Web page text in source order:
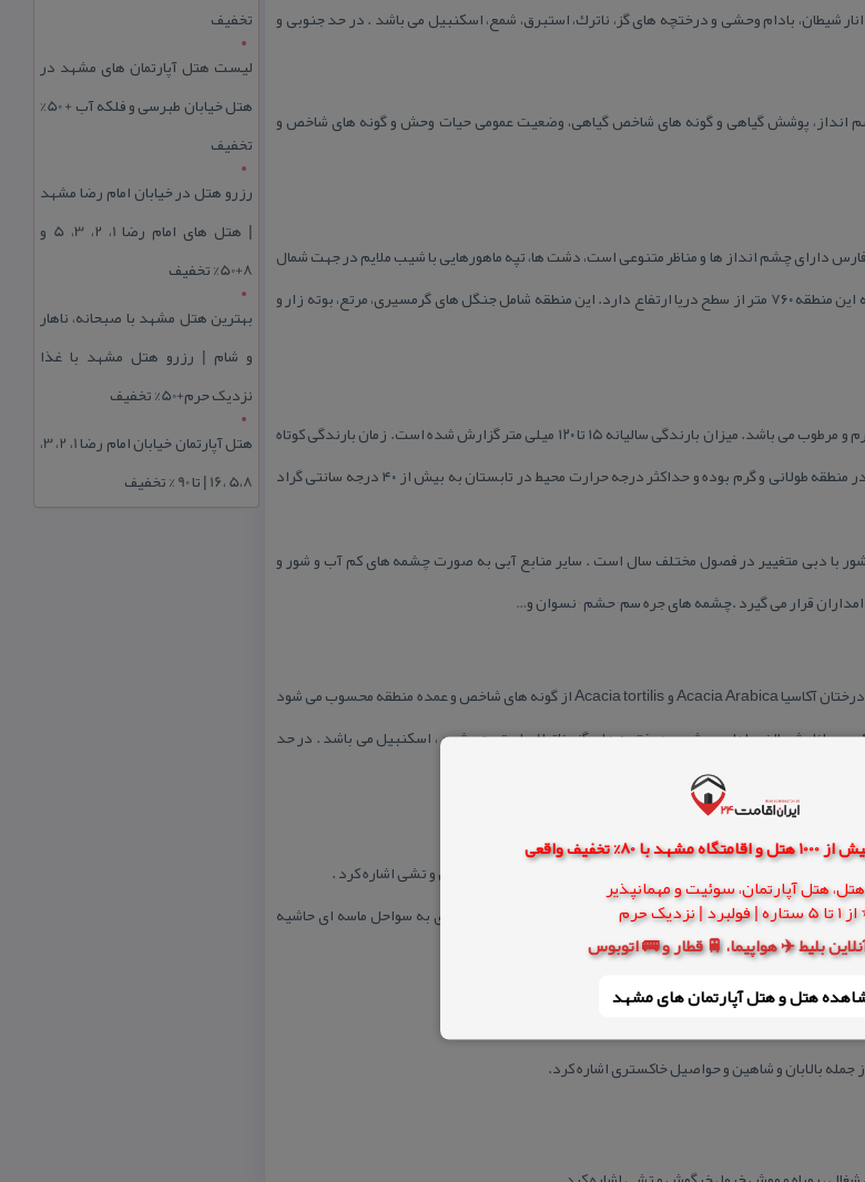
80% تخفیف واقعی
هتل آپارتمان، سوئیت و مهمانپذیر
| فولبرد | نزدیک حرم
بلیط ✈️ هواپیما، 🚆 قطار و 🚌 اتوبوس
هتل و هتل‌ آپارتمان های مشهد
شیطان، بادام وحشی و درختچه های گز، ناترك، استبرق، شمع، اسكنبیل می باشد . در حد جنوبی و
انداز، پوشش گیاهی و گونه های شاخص گیاهی، وضعیت عمومی حیات وحش و گونه های شاخص و
دارای چشم انداز ها و مناظر متنوعی است، دشت ها، تپه ماهورهایی با شیب ملایم در جهت شمال
، شیب تند و عمیق در سمت جنوبی می باشد . بلند ترین نطقه این منطقه ۷۶۰ متر از سطح دریا ارتفاع دارد. این منطقه شامل جنگل های گرمسیری، مرتع، بوته زار و
آب و هوای منطقه همانند دیگر نقاط استان نیمه استوایی و گرم و مرطوب می باشد. میزان بارندگی سالیانه ۱۵ تا ۱۲۰ میلی متر گزارش شده است. زمان بارندگی كوتاه
و به صورت بارش باران شدید و تند می باشد. دوره خشكی در منطقه طولانی و گرم بوده و حداكثر درجه حرارت محیط در تابستان به بیش از ۴۰ درجه سانتی گراد
شور با دبی متغییر در فصول مختلف سال است . سایر منابع آبی به صورت چشمه های كم آب و شور و
می گیرد .چشمه های جره سم٬ حشم ٬ نسوان و…
در دامنه ها و اراضی هموار و در دره ها با جهت شمالی منطقه درختان آكاسیا Acacia Arabica و Acacia tortilis از گونه های شاخص و عمده منطقه محسوب می شود
، انار شیطان ، بادام وحشی و درختچه های گز ، ناترك ، استبرق ، شمع ، اسكنبیل می باشد . در حد
، خوك وحشی ، گربه وحشی ، كفتار ، شغال ، روباه و موش خرما ، خرگوش و تشی اشاره كرد .
و انواع مار، آگاماها، بزمجه و لاك پشت دریایی كه برای تخم گذاری به سواحل ماسه ای حاشیه
شده سراج می باشند.
جمله بالابان و شاهین و حواصیل خاكستری اشاره كرد.
تخفیف
لیست هتل آپارتمان های مشهد در
هتل خیابان طبرسی و فلکه آب + 50%
تخفیف
رزرو هتل در خیابان امام رضا مشهد
| هتل‌ های امام رضا 1، 2، 3، 5 و
8+50% تخفیف
بهترین هتل مشهد با صبحانه، ناهار
و شام | رزرو هتل مشهد با غذا
نزدیک حرم+50% تخفیف
هتل آپارتمان خیابان امام رضا 1، 2، 3،
5،8 ،16 | تا 90 % تخفیف